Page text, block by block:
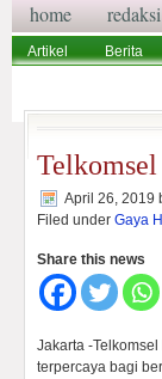
home redaksi
Artikel Berita
April 26, 2019
Filed under Gaya
Share this news
Jakarta -
terpercaya bagi